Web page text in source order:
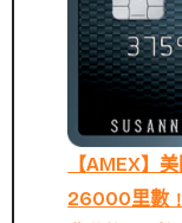
【AMEX】
26000里數